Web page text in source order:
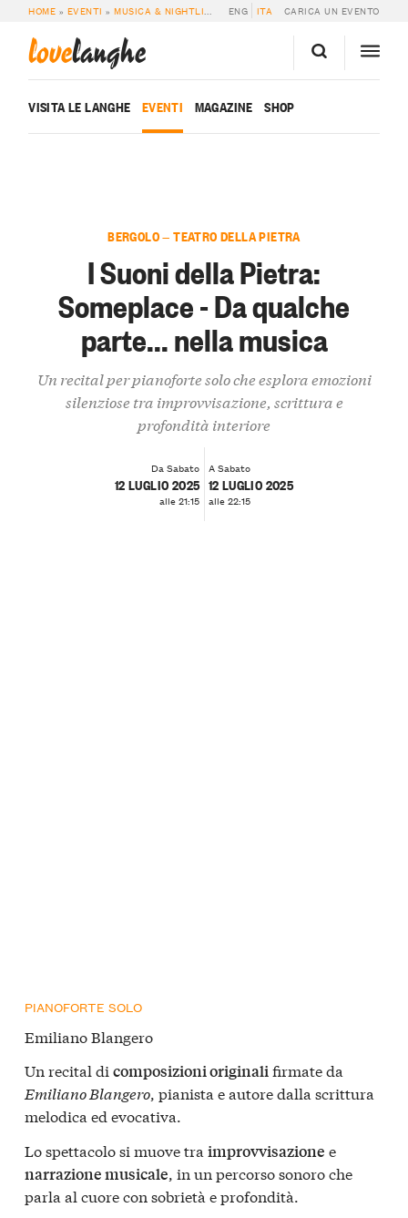
HOME » EVENTI »MUSICA & NIGHTLIFE I SUONI DELLA PIETRA:
ENG ITA CARICA UN EVENTO
lovelanghe
VISITA LE LANGHE EVENTI MAGAZINE SHOP
BERGOLO — TEATRO DELLA PIETRA
I Suoni della Pietra:
Someplace - Da qualche
parte... nella musica
Un recital per pianoforte solo che esplora emozioni
silenziose tra improvvisazione, scrittura e
profondità interiore
Da Sabato
12 LUGLIO 2025
alle 21:15
A Sabato
12 LUGLIO 2025
alle 22:15
PIANOFORTE SOLO
Emiliano Blangero
Un recital di composizioni originalifirmate da
Emiliano Blangero, pianista e autore dalla scrittura
melodica ed evocativa.
Lo spettacolo si muove tra improvvisazione e
narrazione musicale, in un percorso sonoro che
parla al cuore con sobrietà e profondità.